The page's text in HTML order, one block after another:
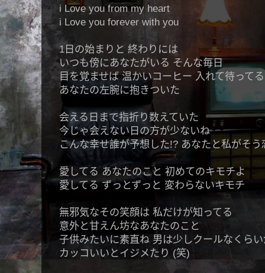
i Love you from my heart
i Love you forever with you
1日の始まりと 終わりには
いつも傍にあなたがいる そんな毎日
目を覚ませば 温かいコーヒー 入れて待ってる
あなたの左腕に抱きついた
会える日まで指折り数えていた
今じゃ会えない日の方が少ないね
こんな幸せ誰が予想した!? あなたと私がそう
愛してる あなたのこと 初めてのキモチよ
愛してる ずっとずっと 変わらないキモチ
無邪気なその笑顔は 私だけが知ってる
意外と甘えん坊なあなたのこと
子供みたいに素直ね 男は少しクールなくら
カッコいいとイジメたり (笑)